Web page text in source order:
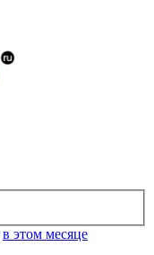
в этом месяце